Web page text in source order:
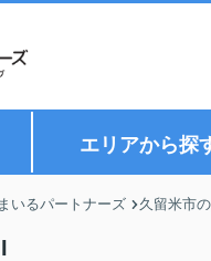
エリアから探
いるパートナーズ 久留米市